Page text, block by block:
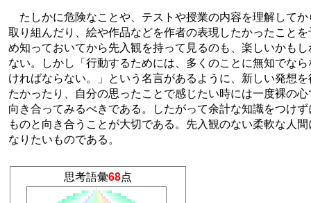
たしかに危険なことや、テストや授業の内容を理解してか
取り組んだり、絵や作品などを作者の表現したかったことを
め知っておいてから先入観を持って見るのも、楽しいかもし
ない。しかし「行動するためには、多くのことに無知でなら
ければならない。」という名言があるように、新しい発想を
たかったり、自分の思ったことで感じたい時には一度裸の心
向き合ってみるべきである。したがって余計な知識をつけず
ものと向き合うことが大切である。先入観のない柔軟な人間
なりたいものである。
思考語彙68点